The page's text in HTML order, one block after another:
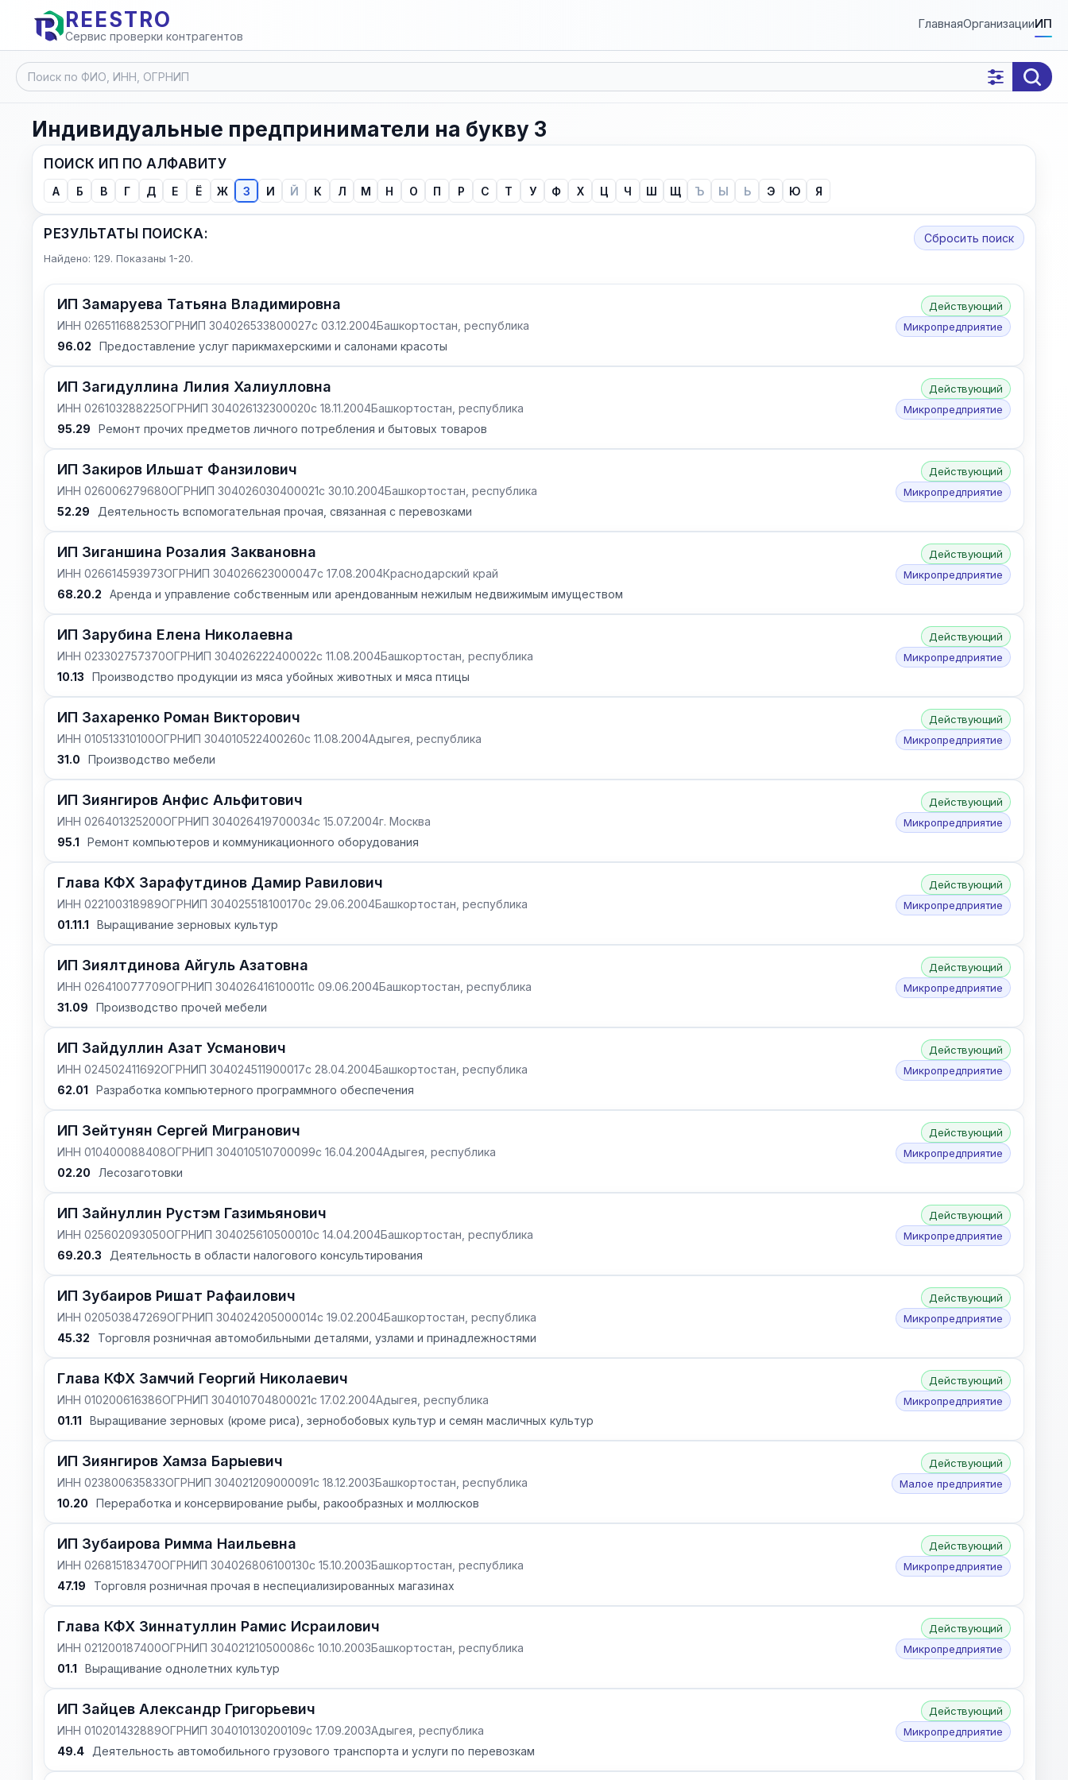
REESTRO
Сервис проверки контрагентов
ГлавнаяОрганизацииИП
Индивидуальные предприниматели на букву З
ПОИСК ИП ПО АЛФАВИТУ
А Б В Г Д Е Ё Ж З И Й К Л М Н О П Р С Т У Ф Х Ц Ч Ш Щ Ъ Ы Ь Э Ю Я
РЕЗУЛЬТАТЫ ПОИСКА:
Найдено: 129. Показаны 1-20.
Сбросить поиск
ИП Замаруева Татьяна Владимировна
ИНН 026511688253ОГРНИП 304026533800027с 03.12.2004Башкортостан, республика
96.02
Предоставление услуг парикмахерскими и салонами красоты
Действующий
Микропредприятие
ИП Загидуллина Лилия Халиулловна
ИНН 026103288225ОГРНИП 304026132300020с 18.11.2004Башкортостан, республика
95.29
Ремонт прочих предметов личного потребления и бытовых товаров
Действующий
Микропредприятие
ИП Закиров Ильшат Фанзилович
ИНН 026006279680ОГРНИП 304026030400021с 30.10.2004Башкортостан, республика
52.29
Деятельность вспомогательная прочая, связанная с перевозками
Действующий
Микропредприятие
ИП Зиганшина Розалия Заквановна
ИНН 026614593973ОГРНИП 304026623000047с 17.08.2004Краснодарский край
68.20.2
Аренда и управление собственным или арендованным нежилым недвижимым имуществом
Действующий
Микропредприятие
ИП Зарубина Елена Николаевна
ИНН 023302757370ОГРНИП 304026222400022с 11.08.2004Башкортостан, республика
10.13
Производство продукции из мяса убойных животных и мяса птицы
Действующий
Микропредприятие
ИП Захаренко Роман Викторович
ИНН 010513310100ОГРНИП 304010522400260с 11.08.2004Адыгея, республика
31.0
Производство мебели
Действующий
Микропредприятие
ИП Зиянгиров Анфис Альфитович
ИНН 026401325200ОГРНИП 304026419700034с 15.07.2004г. Москва
95.1
Ремонт компьютеров и коммуникационного оборудования
Действующий
Микропредприятие
Глава КФХ Зарафутдинов Дамир Равилович
ИНН 022100318989ОГРНИП 304025518100170с 29.06.2004Башкортостан, республика
01.11.1
Выращивание зерновых культур
Действующий
Микропредприятие
ИП Зиялтдинова Айгуль Азатовна
ИНН 026410077709ОГРНИП 304026416100011с 09.06.2004Башкортостан, республика
31.09
Производство прочей мебели
Действующий
Микропредприятие
ИП Зайдуллин Азат Усманович
ИНН 024502411692ОГРНИП 304024511900017с 28.04.2004Башкортостан, республика
62.01
Разработка компьютерного программного обеспечения
Действующий
Микропредприятие
ИП Зейтунян Сергей Мигранович
ИНН 010400088408ОГРНИП 304010510700099с 16.04.2004Адыгея, республика
02.20
Лесозаготовки
Действующий
Микропредприятие
ИП Зайнуллин Рустэм Газимьянович
ИНН 025602093050ОГРНИП 304025610500010с 14.04.2004Башкортостан, республика
69.20.3
Деятельность в области налогового консультирования
Действующий
Микропредприятие
ИП Зубаиров Ришат Рафаилович
ИНН 020503847269ОГРНИП 304024205000014с 19.02.2004Башкортостан, республика
45.32
Торговля розничная автомобильными деталями, узлами и принадлежностями
Действующий
Микропредприятие
Глава КФХ Замчий Георгий Николаевич
ИНН 010200616386ОГРНИП 304010704800021с 17.02.2004Адыгея, республика
01.11
Выращивание зерновых (кроме риса), зернобобовых культур и семян масличных культур
Действующий
Микропредприятие
ИП Зиянгиров Хамза Барыевич
ИНН 023800635833ОГРНИП 304021209000091с 18.12.2003Башкортостан, республика
10.20
Переработка и консервирование рыбы, ракообразных и моллюсков
Действующий
Малое предприятие
ИП Зубаирова Римма Наильевна
ИНН 026815183470ОГРНИП 304026806100130с 15.10.2003Башкортостан, республика
47.19
Торговля розничная прочая в неспециализированных магазинах
Действующий
Микропредприятие
Глава КФХ Зиннатуллин Рамис Исраилович
ИНН 021200187400ОГРНИП 304021210500086с 10.10.2003Башкортостан, республика
01.1
Выращивание однолетних культур
Действующий
Микропредприятие
ИП Зайцев Александр Григорьевич
ИНН 010201432889ОГРНИП 304010130200109с 17.09.2003Адыгея, республика
49.4
Деятельность автомобильного грузового транспорта и услуги по перевозкам
Действующий
Микропредприятие